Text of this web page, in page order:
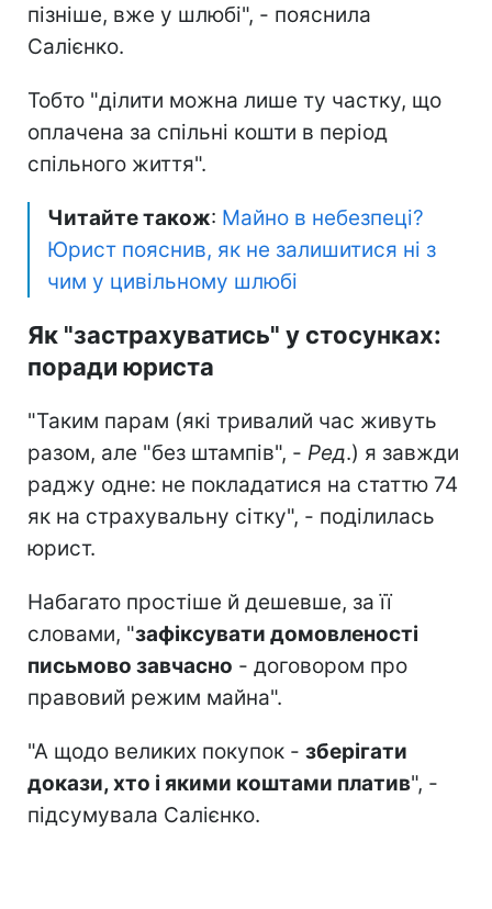
пізніше, вже у шлюбі", - пояснила
Салієнко.
Тобто "ділити можна лише ту частку, що
оплачена за спільні кошти в період
спільного життя".
Читайте також: Майно в небезпеці?
Юрист пояснив, як не залишитися ні з
чим у цивільному шлюбі
Як "застрахуватись" у стосунках:
поради юриста
"Таким парам (які тривалий час живуть
разом, але "без штампів", - Ред.) я завжди
раджу одне: не покладатися на статтю 74
як на страхувальну сітку", - поділилась
юрист.
Набагато простіше й дешевше, за її
словами, "зафіксувати домовленості
письмово завчасно - договором про
правовий режим майна".
"А щодо великих покупок - зберігати
докази, хто і якими коштами платив", -
підсумувала Салієнко.